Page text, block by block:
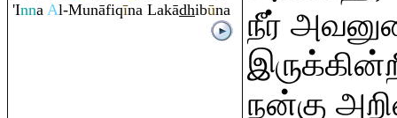
'Inna Al-Munāfiqīna Lakādhibūna
நீர்
நன்கு